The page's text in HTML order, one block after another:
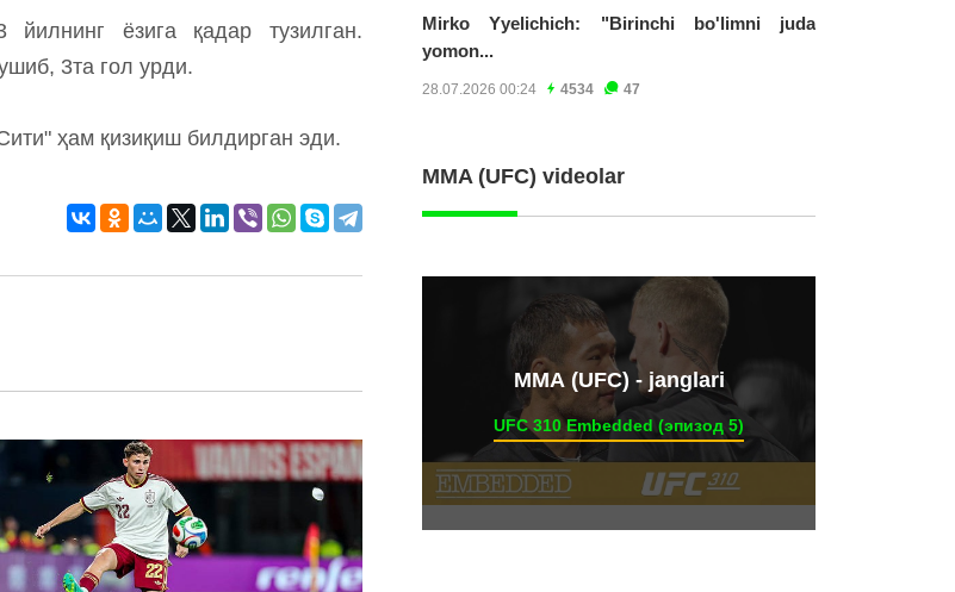
ёзига қадар тузилган.
3та гол урди.
ҳам қизиқиш билдирган эди.
Mirko Yyelichich: "Birinchi bo'limni juda
yomon...
28.07.2026 00:24 4534 47
MMA (UFC) videolar
ММА (UFC) - janglari
UFC 310 Embedded (эпизод 5)